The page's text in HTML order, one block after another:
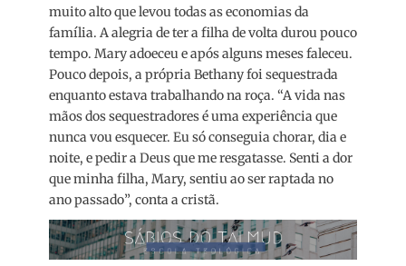
muito alto que levou todas as economias da
família. A alegria de ter a filha de volta durou pouco
tempo. Mary adoeceu e após alguns meses faleceu.
Pouco depois, a própria Bethany foi sequestrada
enquanto estava trabalhando na roça. “A vida nas
mãos dos sequestradores é uma experiência que
nunca vou esquecer. Eu só conseguia chorar, dia e
noite, e pedir a Deus que me resgatasse. Senti a dor
que minha filha, Mary, sentiu ao ser raptada no
ano passado”, conta a cristã.